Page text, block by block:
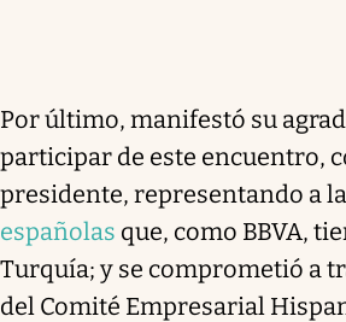
Por último, manifestó su
participar de este encuentro,
presidente, representando a
españolas que, como BBVA,
Turquía; y se comprometió a
del Comité Empresarial